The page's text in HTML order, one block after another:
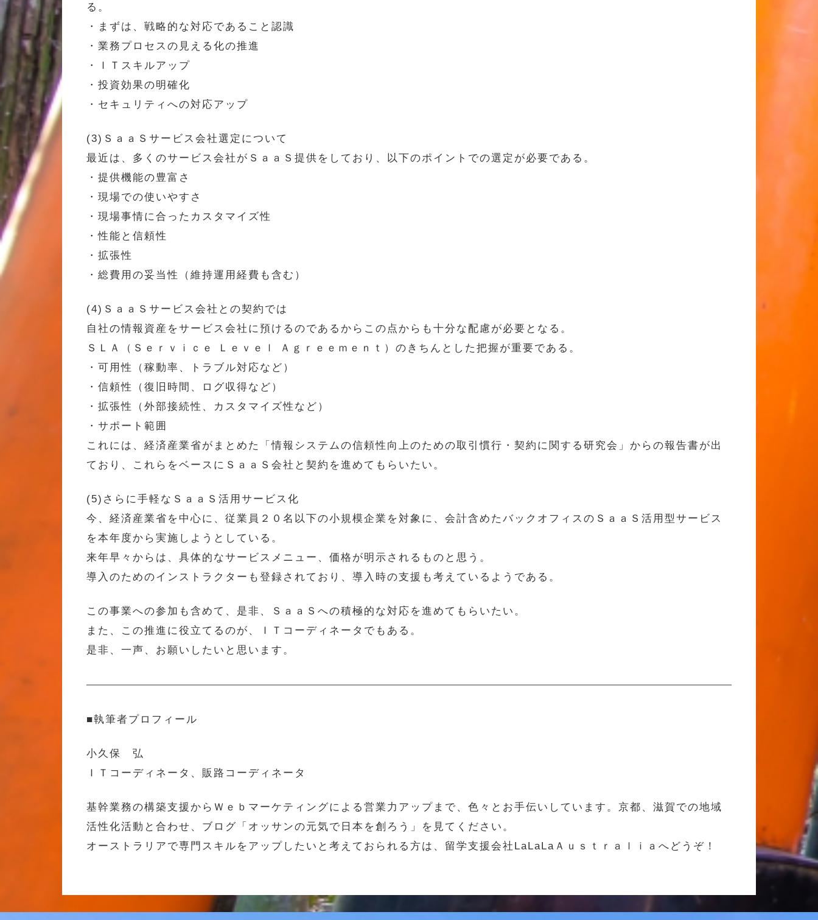
る。
・まずは、戦略的な対応であること認識
・業務プロセスの見える化の推進
・ＩＴスキルアップ
・投資効果の明確化
・セキュリティへの対応アップ
(3)ＳａａＳサービス会社選定について
最近は、多くのサービス会社がＳａａＳ提供をしており、以下のポイントでの選定が必要である。
・提供機能の豊富さ
・現場での使いやすさ
・現場事情に合ったカスタマイズ性
・性能と信頼性
・拡張性
・総費用の妥当性（維持運用経費も含む）
(4)ＳａａＳサービス会社との契約では
自社の情報資産をサービス会社に預けるのであるからこの点からも十分な配慮が必要となる。
ＳＬＡ（Ｓｅｒｖｉｃｅ Ｌｅｖｅｌ Ａｇｒｅｅｍｅｎｔ）のきちんとした把握が重要である。
・可用性（稼動率、トラブル対応など）
・信頼性（復旧時間、ログ収得など）
・拡張性（外部接続性、カスタマイズ性など）
・サポート範囲
これには、経済産業省がまとめた「情報システムの信頼性向上のための取引慣行・契約に関する研究会」からの報告書が出
ており、これらをベースにＳａａＳ会社と契約を進めてもらいたい。
(5)さらに手軽なＳａａＳ活用サービス化
今、経済産業省を中心に、従業員２０名以下の小規模企業を対象に、会計含めたバックオフィスのＳａａＳ活用型サービス
を本年度から実施しようとしている。
来年早々からは、具体的なサービスメニュー、価格が明示されるものと思う。
導入のためのインストラクターも登録されており、導入時の支援も考えているようである。
この事業への参加も含めて、是非、ＳａａＳへの積極的な対応を進めてもらいたい。
また、この推進に役立てるのが、ＩＴコーディネータでもある。
是非、一声、お願いしたいと思います。
■執筆者プロフィール
小久保 弘
ＩＴコーディネータ、販路コーディネータ
基幹業務の構築支援からＷｅｂマーケティングによる営業力アップまで、色々とお手伝いしています。京都、滋賀での地域
活性化活動と合わせ、ブログ「オッサンの元気で日本を創ろう」を見てください。
オーストラリアで専門スキルをアップしたいと考えておられる方は、留学支援会社LaLaLaＡｕｓｔｒａｌｉａへどうぞ！